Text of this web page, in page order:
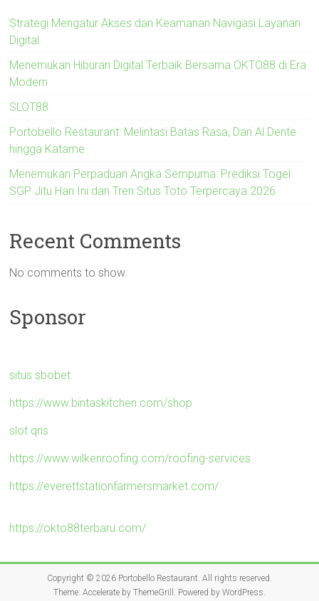
Strategi Mengatur Akses dan Keamanan Navigasi Layanan
Digital
Menemukan Hiburan Digital Terbaik Bersama OKTO88 di Era
Modern
SLOT88
Portobello Restaurant: Melintasi Batas Rasa, Dari Al Dente
hingga Katame
Menemukan Perpaduan Angka Sempurna: Prediksi Togel
SGP Jitu Hari Ini dan Tren Situs Toto Terpercaya 2026
Recent Comments
No comments to show.
Sponsor
situs sbobet
https://www.bintaskitchen.com/shop
slot qris
https://www.wilkenroofing.com/roofing-services
https://everettstationfarmersmarket.com/
https://okto88terbaru.com/
Copyright © 2026 Portobello Restaurant . All rights reserved.
Theme: Accelerateby ThemeGrill. Powered by WordPress